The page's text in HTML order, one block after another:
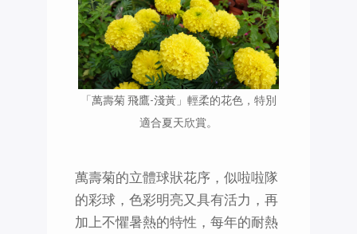
「萬壽菊 飛鷹-淺黃」輕柔的花色，特別
適合夏天欣賞。
萬壽菊的立體球狀花序，似啦啦隊
的彩球，色彩明亮又具有活力，再
加上不懼暑熱的特性，每年的耐熱